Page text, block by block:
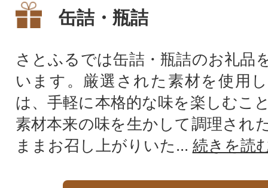
缶詰・瓶詰
さとふるでは缶詰・瓶詰のお礼品
います。厳選された素材を使用
は、手軽に本格的な味を楽しむこ
素材本来の味を生かして調理され
ままお召し上がりいた... 続きを読